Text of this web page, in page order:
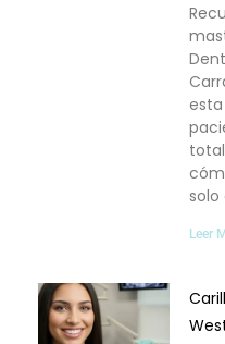
solo
Leer